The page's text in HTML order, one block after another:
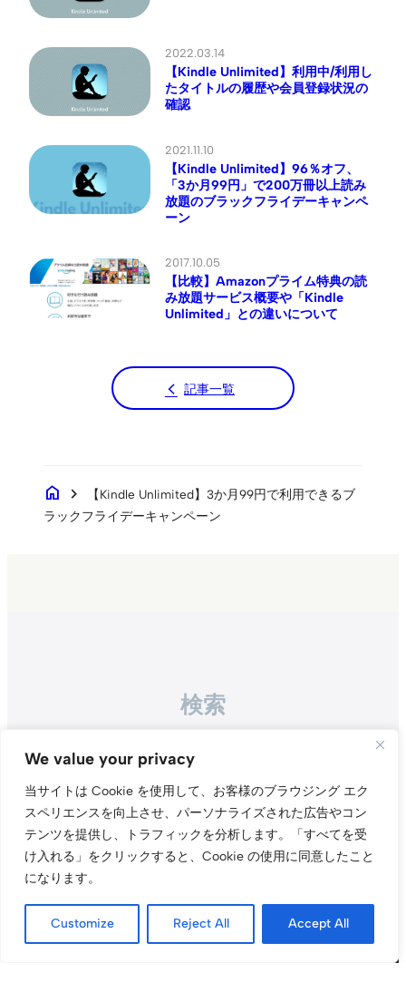
We value your privacy
当サイトは Cookie を使用して、お客様のブラウジング エク
スペリエンスを向上させ、パーソナライズされた広告やコン
テンツを提供し、トラフィックを分析します。
「すべてを受
け入れる」をクリックすると、Cookie の使用に同意したこと
になります。
Customize Reject All Accept All
2022.03.14
【Kindle Unlimited】利用中/利用し
たタイトルの履歴や会員登録状況の
確認
2021.11.10
【Kindle Unlimited】96％オフ、
「3か月99円」で200万冊以上読み
放題のブラックフライデーキャンペ
ーン
2017.10.05
【比較】Amazonプライム特典の読
み放題サービス概要や「Kindle
Unlimited」との違いについて
記事一覧
home chevron_right
【Kindle Unlimited】3か月99円で利用できるブ
ラックフライデーキャンペーン
検索
Search